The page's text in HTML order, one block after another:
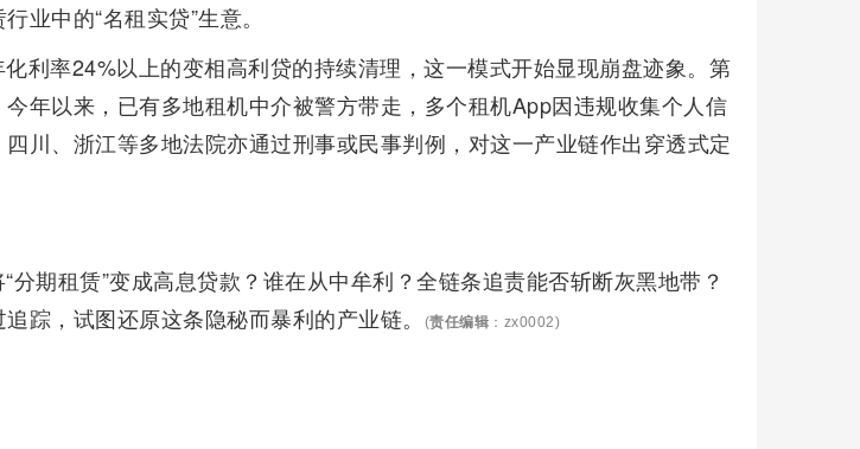
业中的“名租实贷”生意。
利率24%以上的变相高利贷的持续清理，这一模式开始显现崩盘迹象。第
年以来，已有多地租机中介被警方带走，多个租机App因违规收集个人信
川、浙江等多地法院亦通过刑事或民事判例，对这一产业链作出穿透式定
分期租赁”变成高息贷款？谁在从中牟利？全链条追责能否斩断灰黑地带？
踪，试图还原这条隐秘而暴利的产业链。
(责任编辑 ：zx0002)